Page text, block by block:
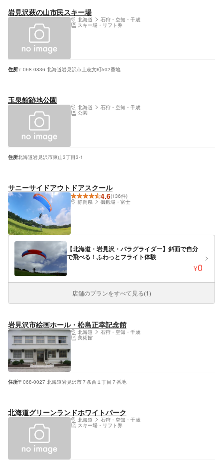
岩見沢萩の山市民スキー場
北海道 石狩・空知・千歳
スキー場・リフト券
住所〒068-0836 北海道岩見沢市上志文町502番地
玉泉館跡地公園
北海道 石狩・空知・千歳
公園
住所北海道岩見沢市東山3丁目3-1
サニーサイドアウトドアスクール
4.6(136件)
静岡県
御殿場・富士
【北海道・岩見沢・パラグライダー】斜面で自分
で飛べる！ふわっとフライト体験
¥0
店舗のプランをすべて見る(1)
岩見沢市絵画ホール・松島正幸記念館
北海道 石狩・空知・千歳
美術館
住所〒068-0027 北海道岩見沢市７条西１丁目７番地
北海道グリーンランドホワイトパーク
北海道 石狩・空知・千歳
スキー場・リフト券